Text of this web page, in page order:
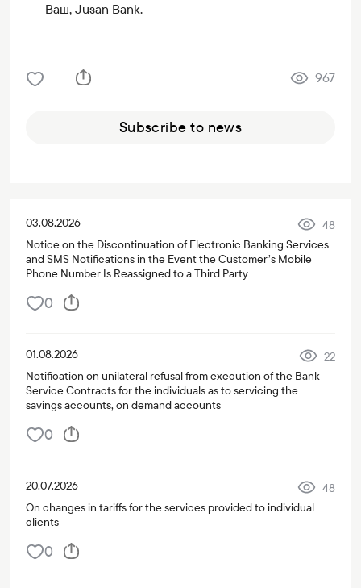
Ваш, Jusan Bank.
967
Subscribe to news
03.08.2026
48
Notice on the Discontinuation of Electronic Banking Services
and SMS Notifications in the Event the Customer’s Mobile
Phone Number Is Reassigned to a Third Party
0
01.08.2026
22
Notification on unilateral refusal from execution of the Bank
Service Contracts for the individuals as to servicing the
savings accounts, on demand accounts
0
20.07.2026
48
On changes in tariffs for the services provided to individual
clients
0